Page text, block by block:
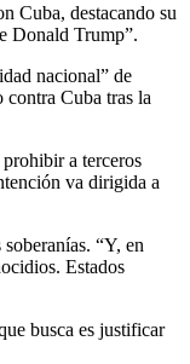
Cuba, destacando su
Donald Trump”.
nacional” de
Cuba tras la
a terceros
va dirigida a
“Y, en
Estados
busca es justificar